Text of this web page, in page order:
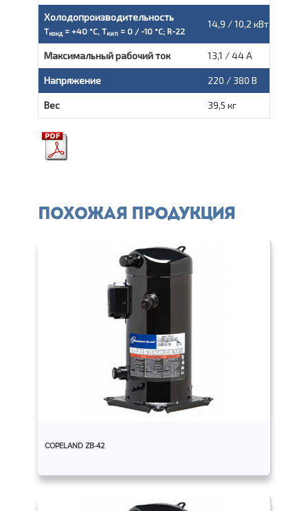
Холодопроизводительность
Tконд = +40 °С, Tкип = 0 / -10 °С; R-22
14,9 / 10,2 кВт
Максимальный рабочий ток 13,1 / 44 А
Напряжение 220 / 380 В
Вес 39,5 кг
Похожая продукция
COPELAND ZB-42